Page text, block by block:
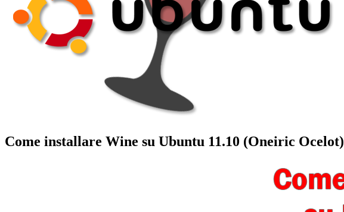
Come installare Wine su Ubuntu 11.10 (Oneiric Ocelot)